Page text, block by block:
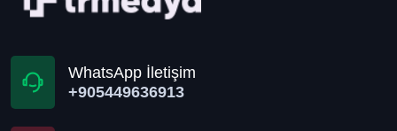
WhatsApp İletişim
+905449636913